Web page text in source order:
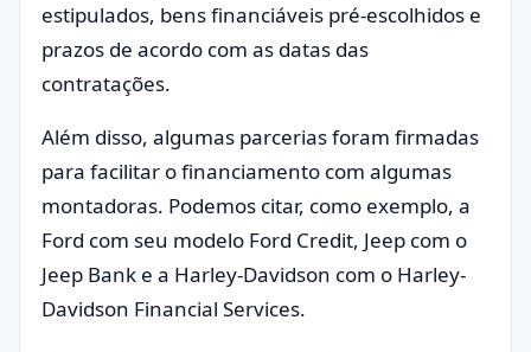
estipulados, bens financiáveis pré-escolhidos e
prazos de acordo com as datas das
contratações.
Além disso, algumas parcerias foram firmadas
para facilitar o financiamento com algumas
montadoras. Podemos citar, como exemplo, a
Ford com seu modelo Ford Credit, Jeep com o
Jeep Bank e a Harley-Davidson com o Harley-
Davidson Financial Services.